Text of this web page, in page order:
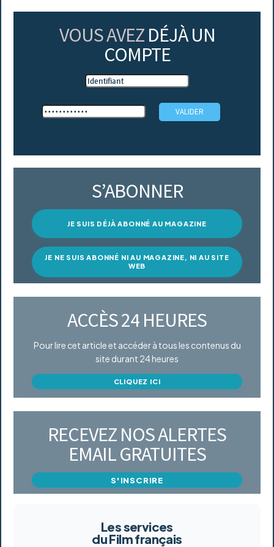
VOUS AVEZ DÉJÀ UN
COMPTE
S’ABONNER
JE SUIS DÉJÀ ABONNÉ AU MAGAZINE
JE NE SUIS ABONNÉ NI AU MAGAZINE, NI AU SITE
WEB
ACCÈS 24 HEURES
Pour lire cet article et accéder à tous les contenus du
site durant 24 heures
CLIQUEZ ICI
RECEVEZ NOS ALERTES
EMAIL GRATUITES
S'INSCRIRE
Les services
du Film français